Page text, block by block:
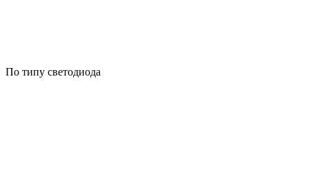
По типу светодиода